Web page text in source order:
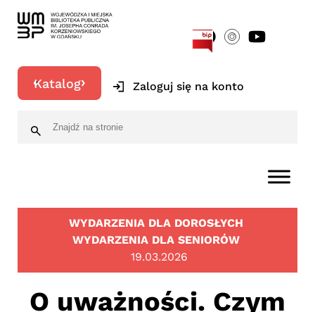
Katalog Zaloguj się na konto
WYDARZENIA DLA DOROSŁYCH
WYDARZENIA DLA SENIORÓW
19.03.2026
O uważności. Czym